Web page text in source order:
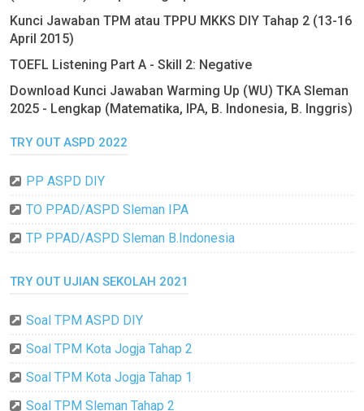
Kunci Jawaban TPM atau TPPU MKKS DIY Tahap 2 (13-16
April 2015)
TOEFL Listening Part A - Skill 2: Negative
Download Kunci Jawaban Warming Up (WU) TKA Sleman
2025 - Lengkap (Matematika, IPA, B. Indonesia, B. Inggris)
TRY OUT ASPD 2022
PP ASPD DIY
TO PPAD/ASPD Sleman IPA
TP PPAD/ASPD Sleman B.Indonesia
TRY OUT UJIAN SEKOLAH 2021
Soal TPM ASPD DIY
Soal TPM Kota Jogja Tahap 2
Soal TPM Kota Jogja Tahap 1
Soal TPM Sleman Tahap 2